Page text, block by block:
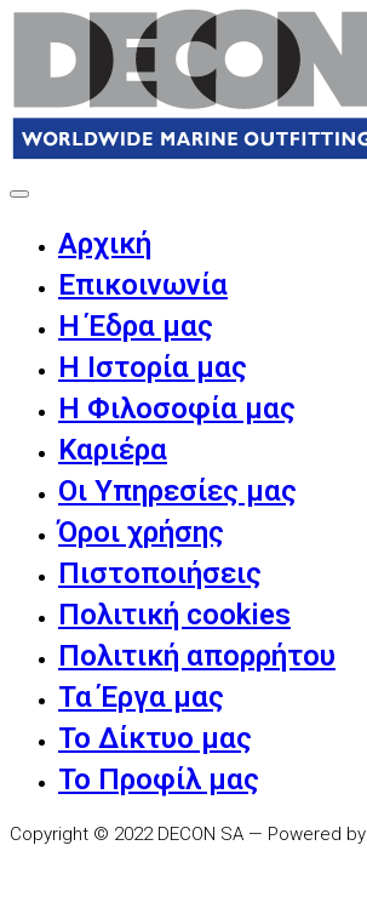
Αρχική
Επικοινωνία
Η Έδρα μας
Η Ιστορία μας
Η Φιλοσοφία μας
Καριέρα
Οι Υπηρεσίες μας
Όροι χρήσης
Πιστοποιήσεις
Πολιτική cookies
Πολιτική απορρήτου
Τα Έργα μας
Το Δίκτυο μας
Το Προφίλ μας
Copyright © 2022 DECON SA — Powered by